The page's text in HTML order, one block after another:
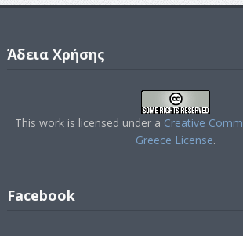
Άδεια Χρήσης
This work is licensed under a Creative
Greece License.
Facebook